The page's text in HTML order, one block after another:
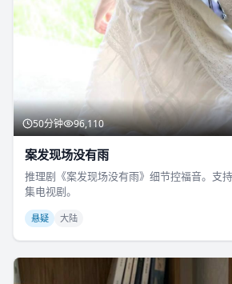
50分钟 96,110
案发现场没有雨
推理剧《案发现场没有雨》细节控福音。支
集电视剧。
悬疑 大陆